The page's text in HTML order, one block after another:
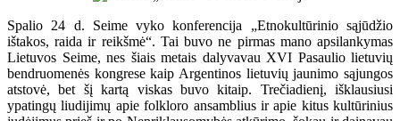
Spalio 24 d. Seime vyko konferencija „Etnokultūrinio sąjūdžio
ištakos, raida ir reikšmė“. Tai buvo ne pirmas mano apsilankymas
Lietuvos Seime, nes šiais metais dalyvavau XVI Pasaulio lietuvių
bendruomenės kongrese kaip Argentinos lietuvių jaunimo sąjungos
atstovė, bet šį kartą viskas buvo kitaip. Trečiadienį, išklausiusi
ypatingų liudijimų apie folkloro ansamblius ir apie kitus kultūrinius